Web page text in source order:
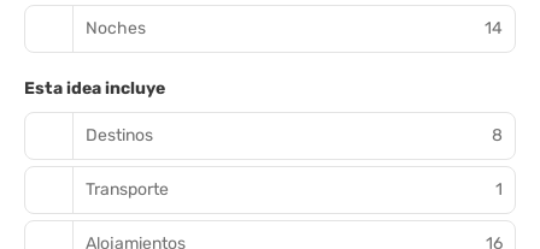
Noches 14
Esta idea incluye
Destinos 8
Transporte 1
Alojamientos 16